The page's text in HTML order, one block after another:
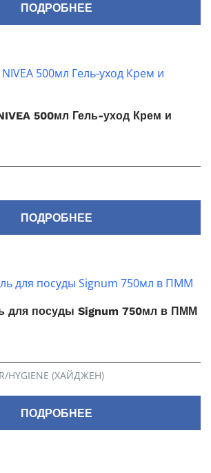
ПОДРОБНЕЕ
500мл Гель-уход Крем и
ПОДРОБНЕЕ
для посуды Signum 750мл в ПММ
HYGIENE (ХАЙДЖЕН)
ПОДРОБНЕЕ